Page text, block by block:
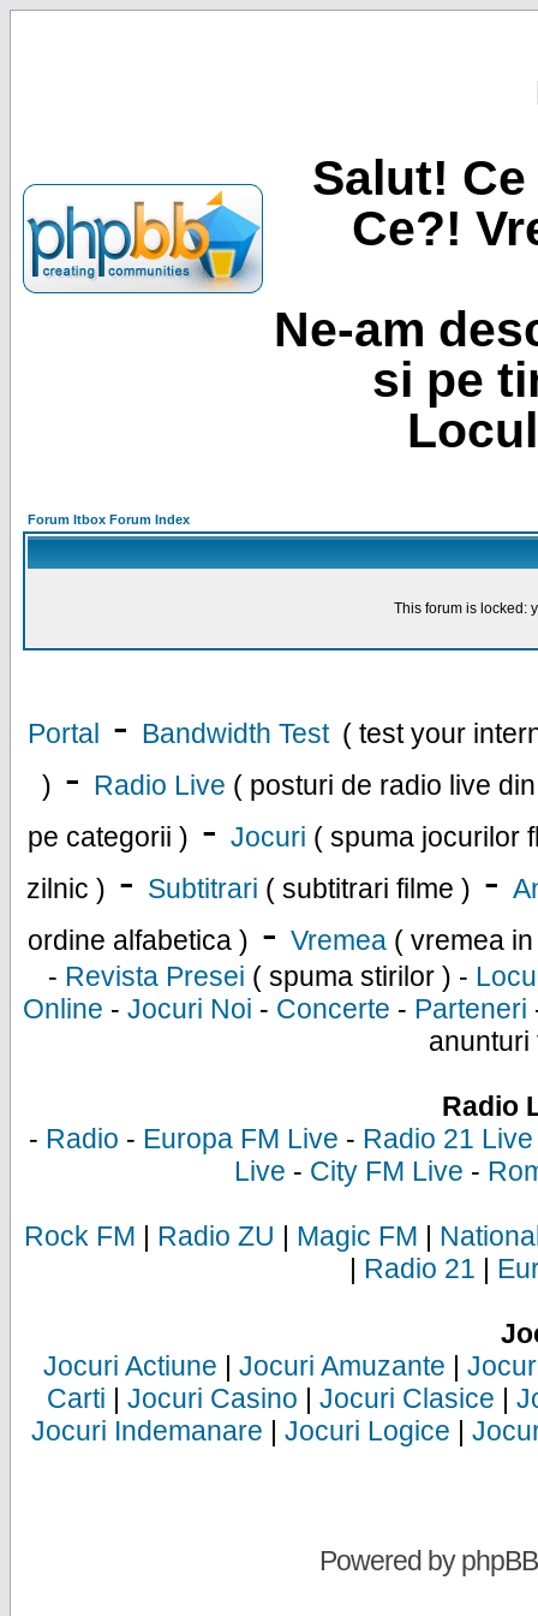
Salut!
Ce?!
Ne-am
si pe
Forum Itbox Forum Index
This forum is locked:
Portal - Bandwidth Test ( test your
) - Radio Live ( posturi de radio live
pe categorii ) - Jocuri ( spuma jocurilor
zilnic ) - Subtitrari ( subtitrari filme ) -
ordine alfabetica ) - Vremea ( vremea
- Revista Presei ( spuma stirilor ) -
Online - Jocuri Noi - Concerte - Parteneri
anunturi
Radio
- Radio - Europa FM Live - Radio 21 Live
Live - City FM Live -
Rock FM | Radio ZU | Magic FM |
| Radio 21 |
Jocuri Actiune | Jocuri Amuzante |
Carti | Jocuri Casino | Jocuri Clasice |
Jocuri Indemanare | Jocuri Logice |
Powered byphpBB